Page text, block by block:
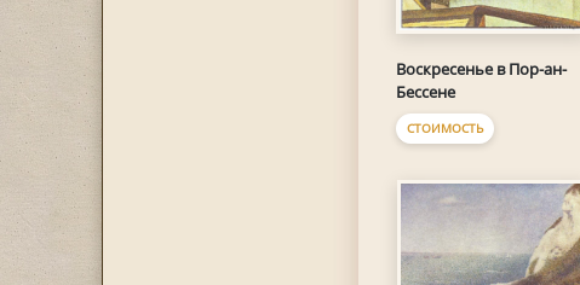
Воскресенье в Пор-ан-
Бессене
СТОИМОСТЬ